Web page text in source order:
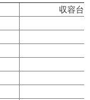
収容台